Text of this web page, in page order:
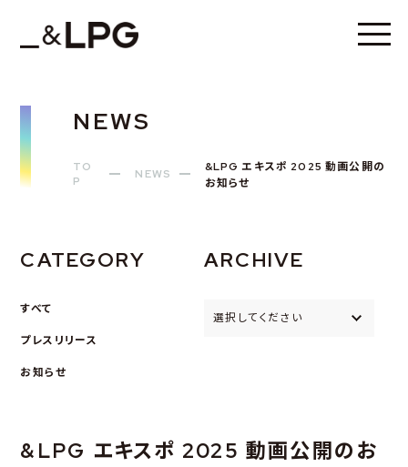
NEWS
TO
P
NEWS
&LPG エキスポ 2025 動画公開の
お知らせ
&LPG エキスポ 2025 動画公開のお
CATEGORY
すべて
プレスリリース
お知らせ
ARCHIVE
選択してください